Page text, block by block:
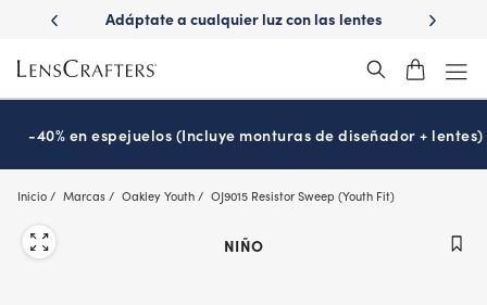
main
content
con
Adáptate a cualquier luz con las lentes
¿Es
-40% en espejuelos (Incluye monturas de diseñador + lentes)
Inicio Marcas Oakley Youth OJ9015 Resistor Sweep (Youth Fit)
NIÑO